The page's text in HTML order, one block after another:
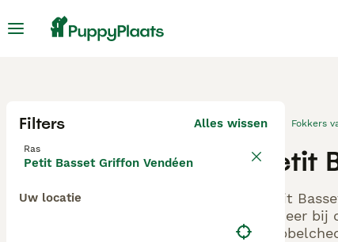
Filters Alles wissen
Ras
Petit Basset Griffon Vendéen
Uw locatie
Fokkers
Petit
Petit
Beheer